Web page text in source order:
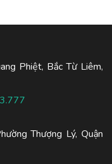
Phiệt, Bắc Từ Liêm,
Thượng Lý, Quận